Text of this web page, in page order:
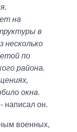
на
в
несколько
по
района.
окна.
написал он.
военных,